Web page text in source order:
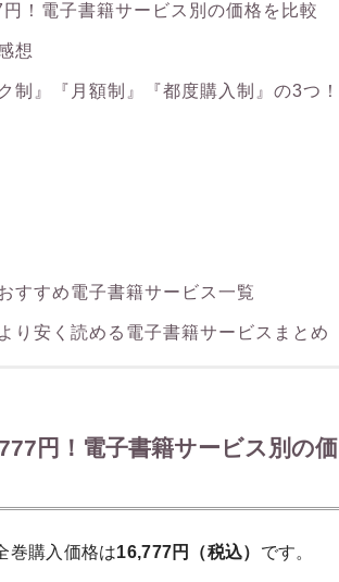
！電子書籍サービス別の価格を比較
想
制』『月額制』『都度購入制』の3つ！
すすめ電子書籍サービス一覧
り安く読める電子書籍サービスまとめ
円！電子書籍サービス別の価
巻購入価格は16,777円（税込） です。